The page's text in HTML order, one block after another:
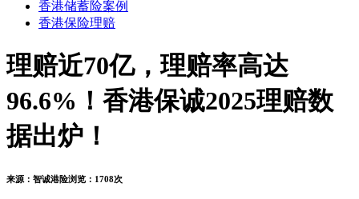
香港储蓄险案例
香港保险理赔
理赔近70亿，理赔率高达
96.6%！香港保诚2025理赔数
据出炉！
来源： 智诚港险浏览： 1708次